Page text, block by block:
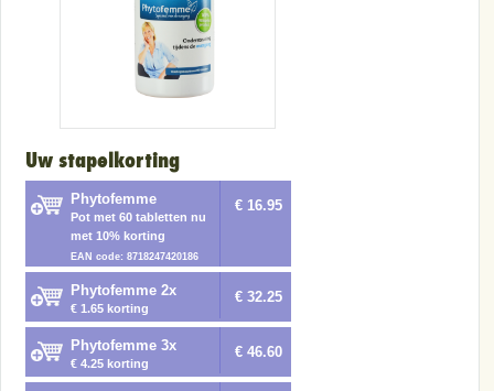
Uw stapelkorting
Phytofemme
Pot met 60 tabletten nu
met 10% korting
EAN code: 8718247420186
€ 16.95
Phytofemme 2x
€ 1.65 korting
€ 32.25
Phytofemme 3x
€ 4.25 korting
€ 46.60